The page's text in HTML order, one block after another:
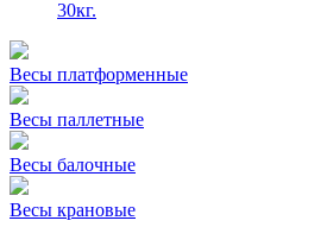
30кг.
Весы платформенные
Весы паллетные
Весы балочные
Весы крановые